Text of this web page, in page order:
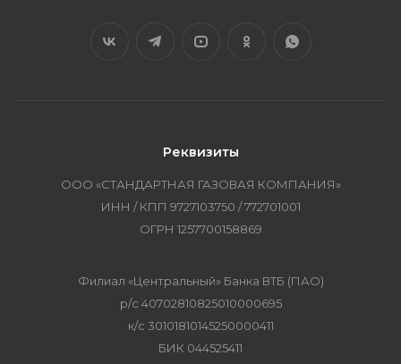
Реквизиты
ООО «СТАНДАРТНАЯ ГАЗОВАЯ КОМПАНИЯ»
ИНН / КПП 9727103750 / 772701001
ОГРН 1257700158869
Филиал «Центральный» Банка ВТБ (ПАО)
р/с 40702810825010000695
к/с 30101810145250000411
БИК 044525411